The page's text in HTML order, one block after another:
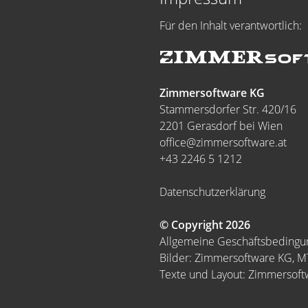
Für den Inhalt verantwortlich:
Zimmersoftware KG
Stammersdorfer Str. 420/16
2201 Gerasdorf bei Wien
office@zimmersoftware.at
+43 2246 5 1212
Datenschutzerklärung
© Copyright 2026
Allgemeine
Bilder: Zimmersoftware KG,
Texte und Layout: